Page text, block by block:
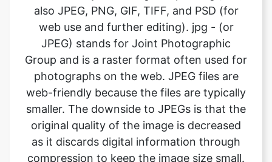
Group and is a raster format often used for
photographs on the web. JPEG files are
web-friendly because the files are typically
smaller. The downside to JPEGs is that the
original quality of the image is decreased
as it discards digital information through
compression to keep the image size small.
This can become problematic when using
jpgs for high-quality printing. What it
means is the image will not look as sharp